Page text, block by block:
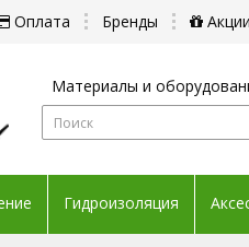
Оплата Бренды Акции
Материалы и
Гидроизоляция